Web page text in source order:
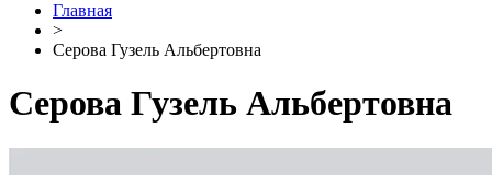
Главная
>
Серова Гузель Альбертовна
Серова Гузель Альбертовна